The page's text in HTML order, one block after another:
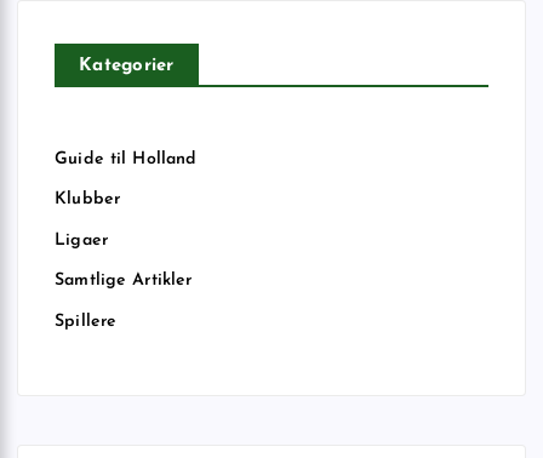
Kategorier
Guide til Holland
Klubber
Ligaer
Samtlige Artikler
Spillere